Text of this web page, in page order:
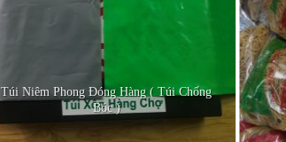
Túi Niêm Phong Đóng Hàng ( Túi Chống
Bóc )